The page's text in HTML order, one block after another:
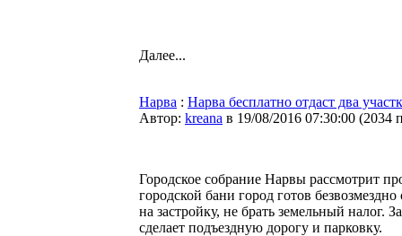
Далее...
Нарва : Нарва бесплатно отдаст два
Автор: kreana в 19/08/2016 07:30:00 (2034
Городское собрание Нарвы рассмотрит
городской бани город готов
на застройку, не брать земельный налог.
сделает подъездную дорогу и парковку.